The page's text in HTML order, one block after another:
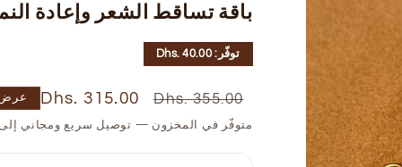
باقة تساقط الشعر وإعادة النمو |
توفّر: Dhs. 40.00
السعر
العادي
Dhs. 355.00
سعر
البيع
Dhs. 315.00
متوفّر في المخزون — توصيل سريع ومجاني إلى